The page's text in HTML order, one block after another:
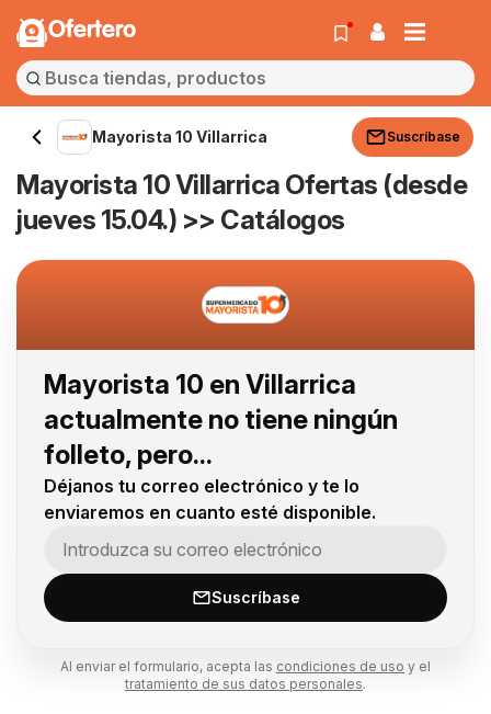
Ofertero
Mayorista 10 Villarrica Suscríbase
Mayorista 10 Villarrica Ofertas (desde
jueves 15.04.) >> Catálogos
Mayorista 10 en Villarrica
actualmente no tiene ningún
folleto, pero...
Déjanos tu correo electrónico y te lo
enviaremos en cuanto esté disponible.
Suscríbase
Al enviar el formulario, acepta las condiciones de uso y el
tratamiento de sus datos personales.